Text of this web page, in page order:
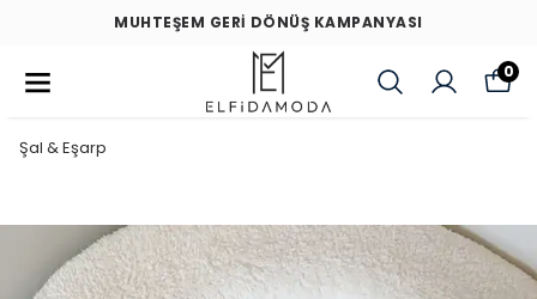
MUHTEŞEM GERİ DÖNÜŞ KAMPANYASI
0
Şal & Eşarp